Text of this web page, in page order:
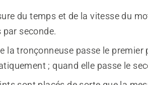
du temps et de la vitesse du
par seconde.
la tronçonneuse passe le
; quand elle passe le